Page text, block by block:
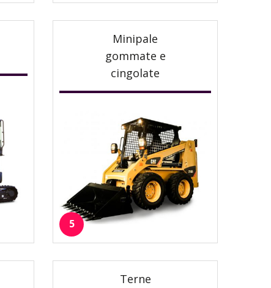
Minipale
gommate e
cingolate
5
Terne